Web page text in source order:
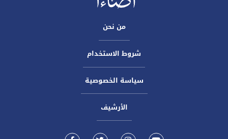
من نحن
شروط الاستخدام
سياسة الخصوصية
الأرشيف